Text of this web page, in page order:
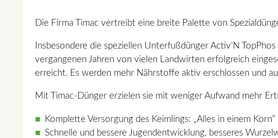
Die Firma Timac vertreibt eine breite Palette von
Insbesondere die speziellen Unterfußdünger Activ’N
vergangenen Jahren von vielen Landwirten erfolgreich
erreicht. Es werden mehr Nährstoffe aktiv erschlossen und
Mit Timac-Dünger erzielen sie mit weniger Aufwand mehr
Komplette Versorgung des Keimlings: „Alles in einem Korn“
Schnelle und bessere Jugendentwicklung, besseres